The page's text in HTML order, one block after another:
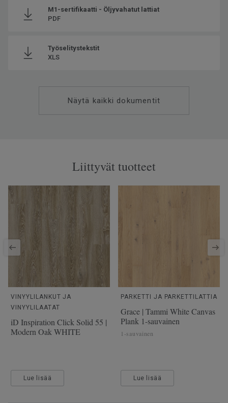
M1-sertifikaatti - Öljyvahatut lattiat
PDF
Työselitystekstit
XLS
Näytä kaikki dokumentit
Liittyvät tuotteet
VINYYLILANKUT JA
VINYYLILAATAT
iD Inspiration Click Solid 55 |
Modern Oak WHITE
Lue lisää
PARKETTI JA PARKETTILATTIA
Grace | Tammi White Canvas
Plank 1-sauvainen
1-sauvainen
Lue lisää